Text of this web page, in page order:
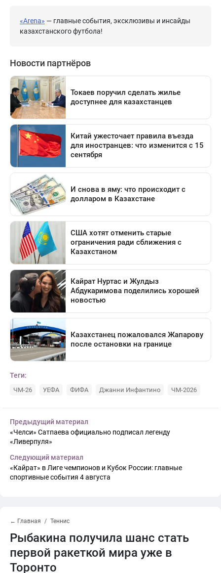
«Arena» — главные события, эксклюзивы и инсайды
казахстанского футбола!
Теги:
ЧМ-26 УЕФА ФИФА Джанни Инфантино ЧМ-2026
Предыдущий материал
«Челси» Сатпаева официально подписал легенду
«Ливерпуля»
Следующий материал
«Кайрат» в Лиге чемпионов и Кубок России: главные
спортивные события 4 августа
← Главная Теннис
Рыбакина получила шанс стать
первой ракеткой мира уже в
Торонто